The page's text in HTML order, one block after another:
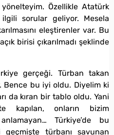
Özellikle Atatürk
sorular geliyor. Mesela
eleştirenler var. Bu
birisi çıkarılmadı şeklinde
gerçeği. Türban takan
Bence bu iyi oldu. Diyelim ki
da kıran bir tablo oldu. Yani
kapılan, onların bizim
Türkiye’de bu
türbanı savunan